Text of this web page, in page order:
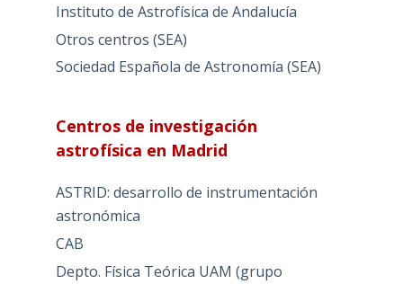
Instituto de Astrofísica de Andalucía
Otros centros (SEA)
Sociedad Española de Astronomía (SEA)
Centros de investigación
astrofísica en Madrid
ASTRID: desarrollo de instrumentación
astronómica
CAB
Depto. Física Teórica UAM (grupo